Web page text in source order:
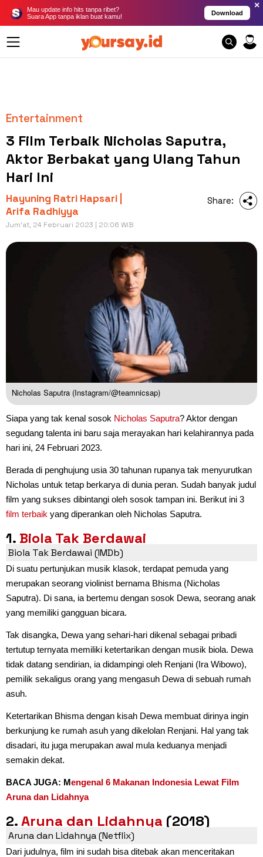
Mau update info hits tanpa ribet?
Suara App tanpa iklan buat kamu!
Download
×
Entertainment
3 Film Terbaik Nicholas Saputra,
Aktor Berbakat yang Ulang Tahun
Hari Ini
Hayuning Ratri Hapsari |
Arifa Radhiyya
Jum'at, 24 Februari 2023 | 20:06 WIB
Share:
Nicholas Saputra (Instagram/@teamnicsap)
Siapa yang tak kenal sosok Nicholas Saputra? Aktor dengan
segudang talenta ini baru saja merayakan hari kelahirannya pada
hari ini, 24 Februari 2023.
Berada di penghujung usia 30 tahunan rupanya tak menyurutkan
Nicholas untuk tetap berkarya di dunia peran. Sudah banyak judul
film yang sukses dibintangi oleh sosok tampan ini. Berikut ini 3
film terbaik yang diperankan oleh Nicholas Saputra.
1. Biola Tak Berdawai
Biola Tak Berdawai (IMDb)
Di suatu pertunjukan musik klasok, terdapat pemuda yang
merupakan seorang violinist bernama Bhisma (Nicholas
Saputra). Di sana, ia bertemu dengan sosok Dewa, seorang anak
yang memiliki gangguan bicara.
Tak disangka, Dewa yang sehari-hari dikenal sebagai pribadi
tertutup ternyata memiliki ketertarikan dengan musik biola. Dewa
tidak datang sendirian, ia didampingi oleh Renjani (Ira Wibowo),
pemilik sekaligus orang yang mengasuh Dewa di sebuah rumah
asuh.
Ketertarikan Bhisma dengan kisah Dewa membuat dirinya ingin
berkunjung ke rumah asuh yang dikelolan Renjani. Hal yang tak
disadari, itu juga merupakan awal mula keduanya menjadi
semakin dekat.
BACA JUGA: Mengenal 6 Makanan Indonesia Lewat Film
Aruna dan Lidahnya
2.Aruna dan Lidahnya (2018)
Aruna dan Lidahnya (Netflix)
Dari judulnya, film ini sudah bisa ditebak akan menceritakan